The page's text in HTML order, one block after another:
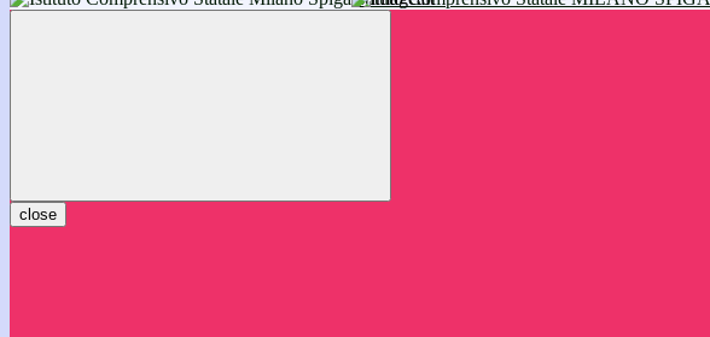
inizieranno il 14 settembre 2026: vi aspettiamo!
close